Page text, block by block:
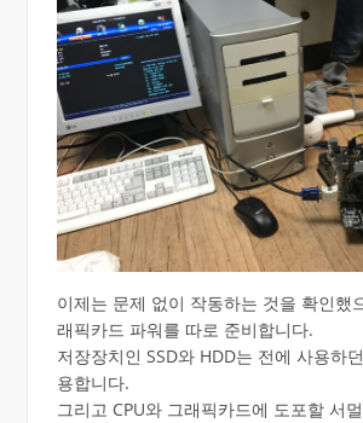
이제는 문제 없이 작동하는 것을 확인했
래픽카드 파워를 따로 준비합니다.
저장장치인 SSD와 HDD는 전에 사용하
용합니다.
그리고 CPU와 그래픽카드에 도포할 서